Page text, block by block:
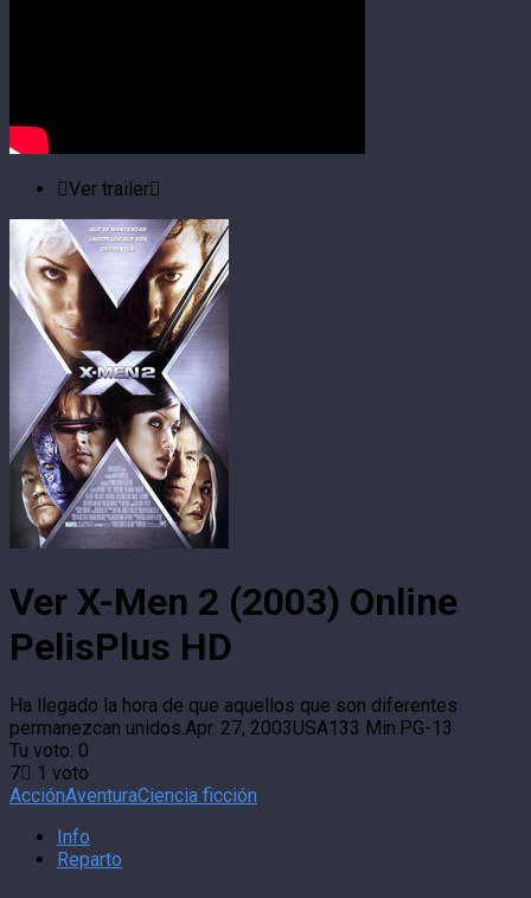
Ver trailer
Ver X-Men 2 (2003) Online
PelisPlus HD
Ha llegado la hora de que aquellos que son diferentes
permanezcan unidos.Apr. 27, 2003USA133 Min.PG-13
Tu voto: 0
7
1 voto
AcciónAventuraCiencia ficción
Info
Reparto